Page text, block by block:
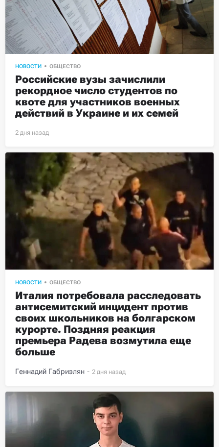
НОВОСТИ ОБЩЕСТВО
Российские вузы зачислили
рекордное число студентов по
квоте для участников военных
действий в Украине и их семей
НОВОСТИ ОБЩЕСТВО
Италия потребовала расследовать
антисемитский инцидент против
своих школьников на болгарском
курорте. Поздняя реакция
премьера Радева возмутила еще
больше
Геннадий Габриэлян -